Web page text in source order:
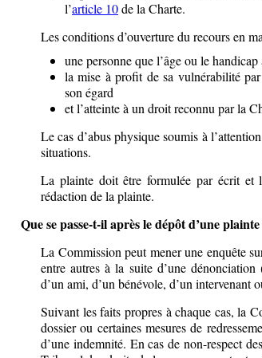
l’article 10de la Charte.
Les conditions d’ouverture du recours en
une personne que l’âge ou le
la mise à profit de sa vulnérabilité
son égard
et l’atteinte à un droit reconnu par la
Le cas d’abus physique soumis à
situations.
La plainte doit être formulée par écrit et
rédaction de la plainte.
Que se passe-t-il après le dépôt d’une plainte
La Commission peut mener une enquête
entre autres à la suite d’une
d’un ami, d’un bénévole, d’un intervenant
Suivant les faits propres à chaque cas, la
dossier ou certaines mesures de
d’une indemnité. En cas de non-respect